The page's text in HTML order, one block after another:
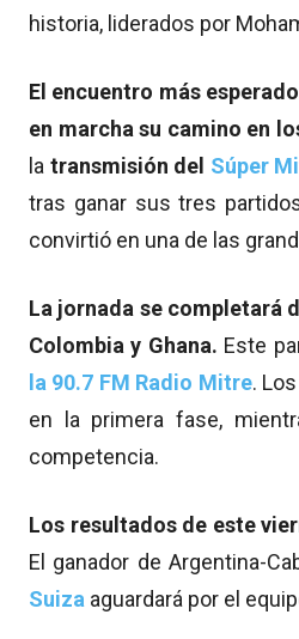
historia, liderados por
El encuentro más
en marcha su camino en
la transmisión del Súper
tras ganar sus tres
convirtió en una de las
La jornada se completará
Colombia y Ghana. Este
la 90.7 FM Radio Mitre.
en la primera fase,
competencia.
Los resultados de este
El ganador de Argentina-
Suiza aguardará por el